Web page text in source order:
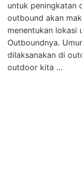
untuk peningkatan
outbound akan
menentukan lokasi
Outboundnya.
dilaksanakan di
outdoor kita …